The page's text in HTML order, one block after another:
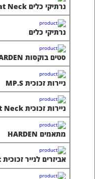
נרתיקי כלים Great Neck
נרתיקי כלים
סטים בוקסות HARDEN
ניירות זכוכית MP.S
ניירות זכוכית Great Neck
מתאמים HARDEN
אביזרים לנייר זכוכית Goldblatt